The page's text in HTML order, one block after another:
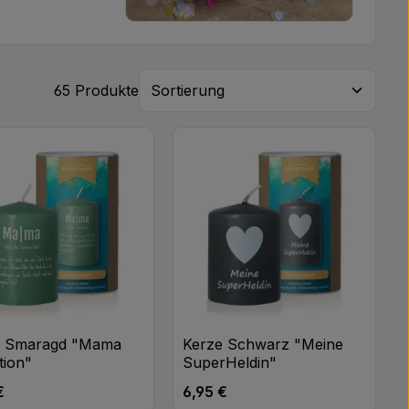
65 Produkte
Smaragd "Mama
Preis:
Kerze Schwarz "Meine
SuperHeldin"
Regulärer Preis:
6,95 €